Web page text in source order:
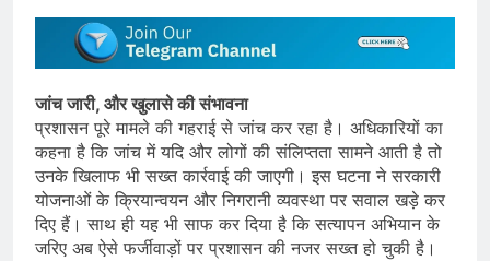
जांच जारी, और खुलासे की संभावना
प्रशासन पूरे मामले की गहराई से जांच कर रहा है। अधिकारियों का
कहना है कि जांच में यदि और लोगों की संलिप्तता सामने आती है तो
उनके खिलाफ भी सख्त कार्रवाई की जाएगी। इस घटना ने सरकारी
योजनाओं के क्रियान्वयन और निगरानी व्यवस्था पर सवाल खड़े कर
दिए हैं। साथ ही यह भी साफ कर दिया है कि सत्यापन अभियान के
जरिए अब ऐसे फर्जीवाड़ों पर प्रशासन की नजर सख्त हो चुकी है।